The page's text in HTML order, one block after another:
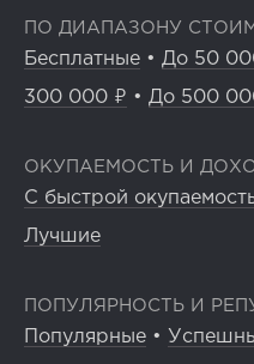
ПО ДИАПАЗОНУ
Бесплатные • До 50
300 000 ₽ • До 500
ОКУПАЕМОСТЬ И
С быстрой
Лучшие
ПОПУЛЯРНОСТЬ И
Популярные •